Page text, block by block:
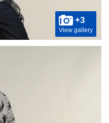
+3
View gallery